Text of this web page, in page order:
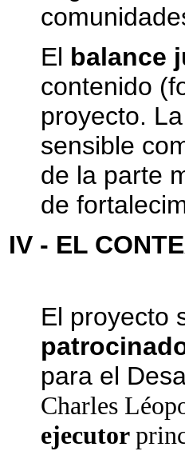
El balance
contenido
proyecto.
sensible
de la parte
de
IV - EL
El proyecto
para el
Charles
ejecutor